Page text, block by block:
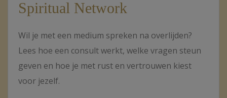
Spiritual Network
Wil je met een medium spreken na overlijden?
Lees hoe een consult werkt, welke vragen steun
geven en hoe je met rust en vertrouwen kiest
voor jezelf.